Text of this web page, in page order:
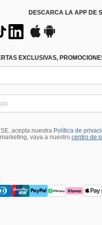
DESCARCA LA APP DE
EXCLUSIVAS,
acepta nuestra Política de
vaya a nuestro centro de